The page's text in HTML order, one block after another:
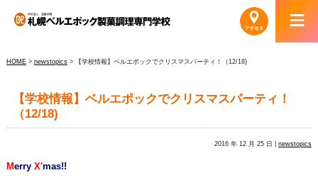
HOME> newstopics> 【学校情報】ベルエポックでクリスマスパーティ！（12/18)
【学校情報】ベルエポックでクリスマスパーティ！
（12/18)
2016 年 12 月 25 日 |newstopics
Merry X'mas!!